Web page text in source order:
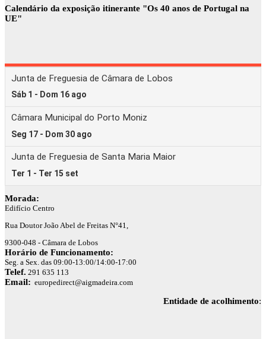
Calendário da exposição itinerante "Os 40 anos de Portugal na
UE"
Morada:
Edifício Centro
Rua Doutor João Abel de Freitas N°41,
9300-048 - Câmara de Lobos
Horário de Funcionamento:
Seg. a Sex. das 09:00-13:00/14:00-17:00
Telef. 291 635 113
Email: europedirect@aigmadeira.com
Entidade de acolhimento: